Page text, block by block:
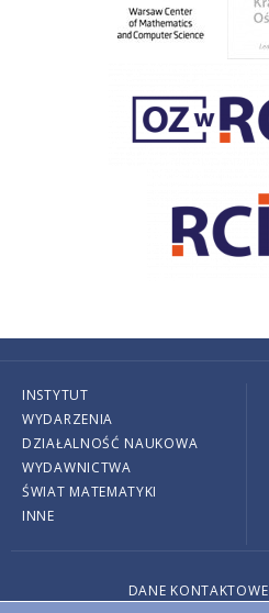
INSTYTUT
WYDARZENIA
DZIAŁALNOŚĆ NAUKOWA
WYDAWNICTWA
ŚWIAT MATEMATYKI
INNE
DANE KONTAKTOWE